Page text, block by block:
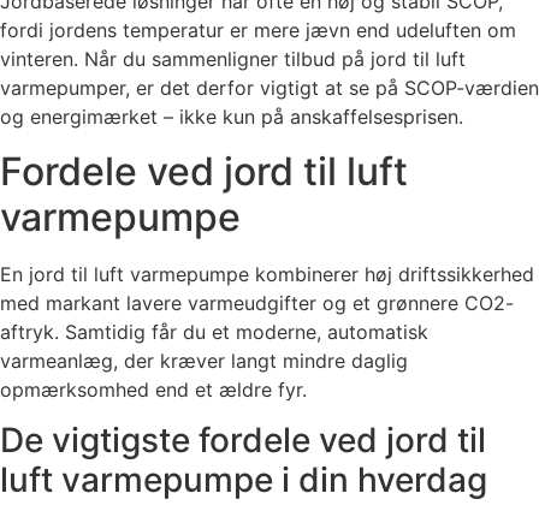
fordi jordens temperatur er mere jævn end udeluften om
vinteren. Når du sammenligner tilbud på jord til luft
varmepumper, er det derfor vigtigt at se på SCOP-værdien
og energimærket – ikke kun på anskaffelsesprisen.
Fordele ved jord til luft
varmepumpe
En jord til luft varmepumpe kombinerer høj driftssikkerhed
med markant lavere varmeudgifter og et grønnere CO2-
aftryk. Samtidig får du et moderne, automatisk
varmeanlæg, der kræver langt mindre daglig
opmærksomhed end et ældre fyr.
De vigtigste fordele ved jord til
luft varmepumpe i din hverdag